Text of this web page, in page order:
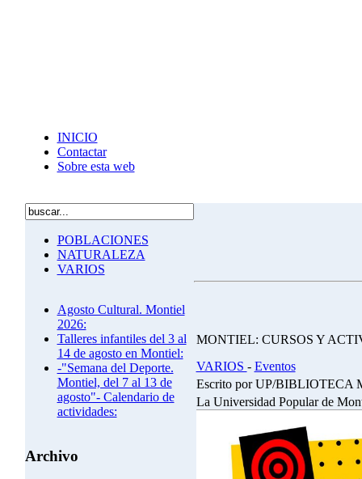
INICIO
Contactar
Sobre esta web
POBLACIONES
NATURALEZA
VARIOS
Agosto Cultural. Montiel
2026:
Talleres infantiles del 3 al
14 de agosto en Montiel:
-"Semana del Deporte.
Montiel, del 7 al 13 de
agosto"- Calendario de
actividades:
Archivo
MONTIEL: CURSOS Y
VARIOS - Eventos
Escrito por UP/BIBLIOTECA
La Universidad Popular de